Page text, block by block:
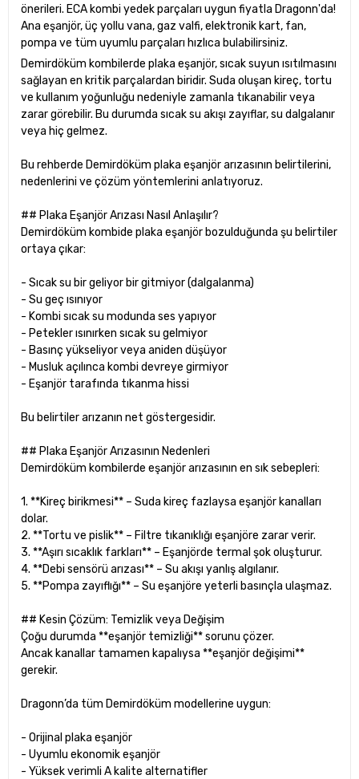
önerileri. ECA kombi yedek parçaları uygun fiyatla Dragonn'da!
Ana eşanjör, üç yollu vana, gaz valfi, elektronik kart, fan,
pompa ve tüm uyumlu parçaları hızlıca bulabilirsiniz.
Demirdöküm kombilerde plaka eşanjör, sıcak suyun ısıtılmasını
sağlayan en kritik parçalardan biridir. Suda oluşan kireç, tortu
ve kullanım yoğunluğu nedeniyle zamanla tıkanabilir veya
zarar görebilir. Bu durumda sıcak su akışı zayıflar, su dalgalanır
veya hiç gelmez.
Bu rehberde Demirdöküm plaka eşanjör arızasının belirtilerini,
nedenlerini ve çözüm yöntemlerini anlatıyoruz.
## Plaka Eşanjör Arızası Nasıl Anlaşılır?
Demirdöküm kombide plaka eşanjör bozulduğunda şu belirtiler
ortaya çıkar:
- Sıcak su bir geliyor bir gitmiyor (dalgalanma)
- Su geç ısınıyor
- Kombi sıcak su modunda ses yapıyor
- Petekler ısınırken sıcak su gelmiyor
- Basınç yükseliyor veya aniden düşüyor
- Musluk açılınca kombi devreye girmiyor
- Eşanjör tarafında tıkanma hissi
Bu belirtiler arızanın net göstergesidir.
## Plaka Eşanjör Arızasının Nedenleri
Demirdöküm kombilerde eşanjör arızasının en sık sebepleri:
1. **Kireç birikmesi** – Suda kireç fazlaysa eşanjör kanalları
dolar.
2. **Tortu ve pislik** – Filtre tıkanıklığı eşanjöre zarar verir.
3. **Aşırı sıcaklık farkları** – Eşanjörde termal şok oluşturur.
4. **Debi sensörü arızası** – Su akışı yanlış algılanır.
5. **Pompa zayıflığı** – Su eşanjöre yeterli basınçla ulaşmaz.
## Kesin Çözüm: Temizlik veya Değişim
Çoğu durumda **eşanjör temizliği** sorunu çözer.
Ancak kanallar tamamen kapalıysa **eşanjör değişimi**
gerekir.
Dragonn’da tüm Demirdöküm modellerine uygun:
- Orijinal plaka eşanjör
- Uyumlu ekonomik eşanjör
- Yüksek verimli A kalite alternatifler